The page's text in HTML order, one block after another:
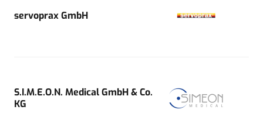
servoprax GmbH
S.I.M.E.O.N. Medical GmbH & Co.
KG